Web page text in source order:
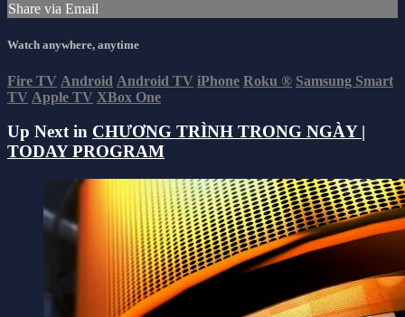
Share via Email
Watch anywhere, anytime
Fire TV Android Android TV iPhone Roku ® Samsung Smart
TV Apple TV XBox One
Up Next in CHƯƠNG TRÌNH TRONG NGÀY |
TODAY PROGRAM